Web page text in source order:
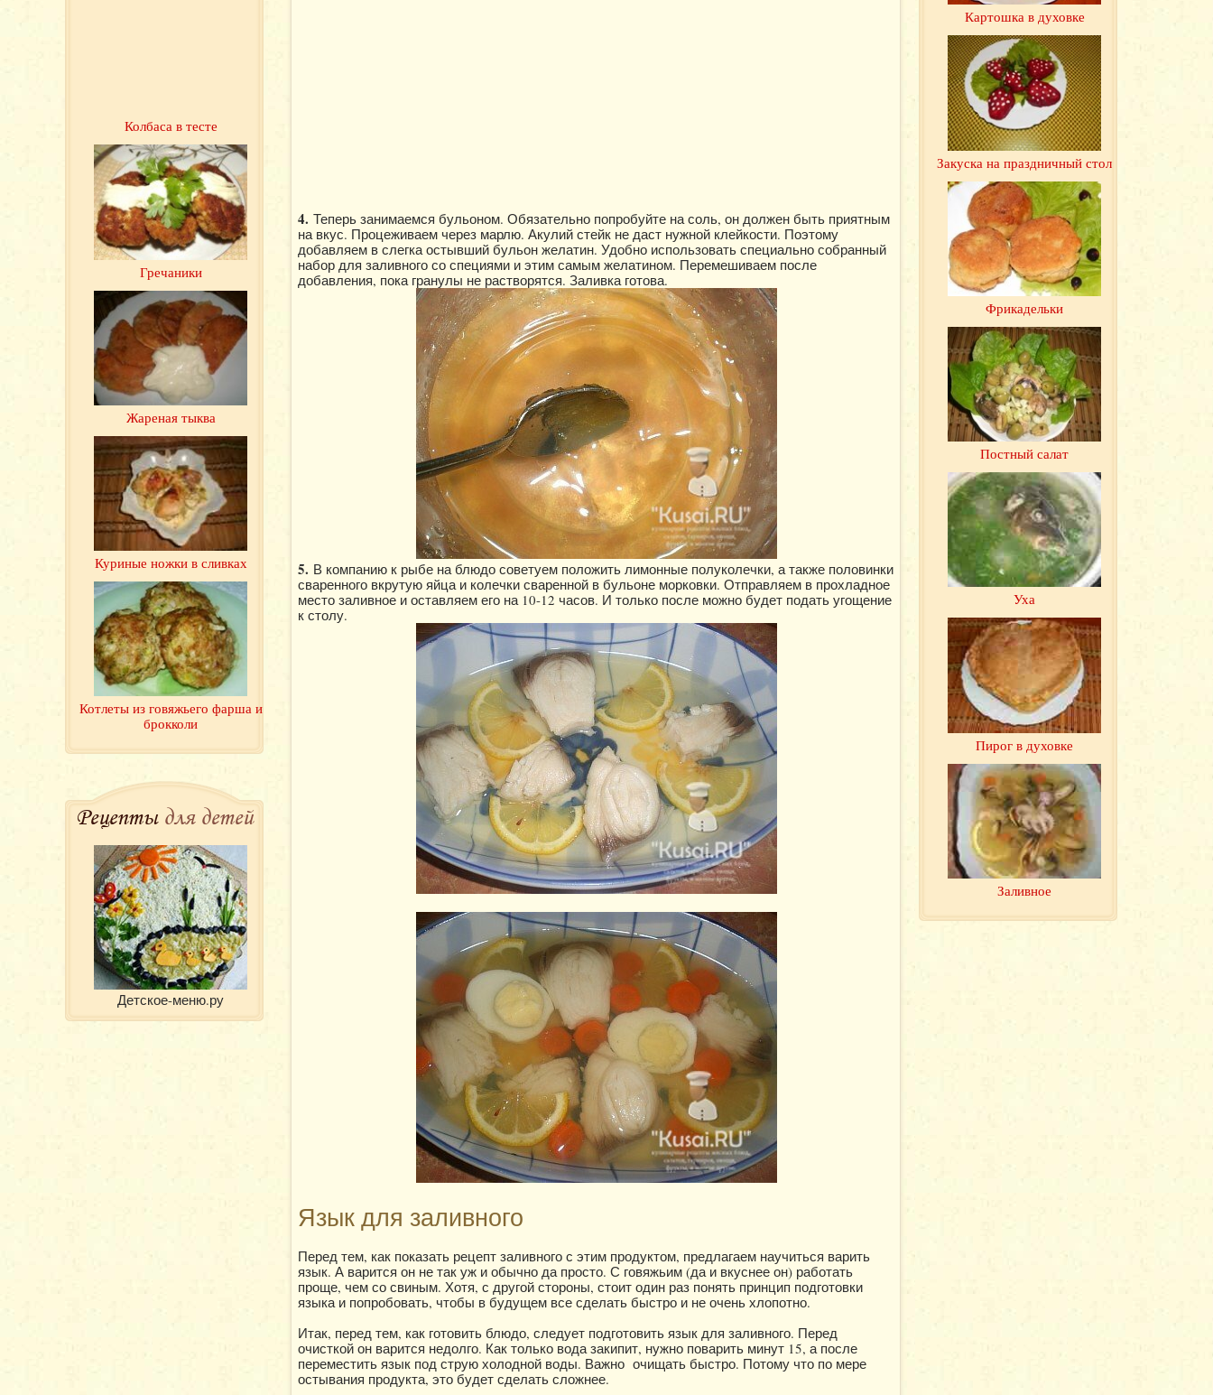
4. Теперь занимаемся бульоном. Обязательно попробуйте на соль, он должен быть приятным
на вкус. Процеживаем через марлю. Акулий стейк не даст нужной клейкости. Поэтому
добавляем в слегка остывший бульон желатин. Удобно использовать специально собранный
набор для заливного со специями и этим самым желатином. Перемешиваем после
добавления, пока гранулы не растворятся. Заливка готова.
5. В компанию к рыбе на блюдо советуем положить лимонные полуколечки, а также половинки
сваренного вкрутую яйца и колечки сваренной в бульоне морковки. Отправляем в прохладное
место заливное и оставляем его на 10-12 часов. И только после можно будет подать угощение
к столу.
Язык для заливного
Перед тем, как показать рецепт заливного с этим продуктом, предлагаем научиться варить
язык. А варится он не так уж и обычно да просто. С говяжьим (да и вкуснее он) работать
проще, чем со свиным. Хотя, с другой стороны, стоит один раз понять принцип подготовки
языка и попробовать, чтобы в будущем все сделать быстро и не очень хлопотно.
Итак, перед тем, как готовить блюдо, следует подготовить язык для заливного. Перед
очисткой он варится недолго. Как только вода закипит, нужно поварить минут 15, а после
переместить язык под струю холодной воды. Важно очищать быстро. Потому что по мере
остывания продукта, это будет сделать сложнее.
Колбаса в тесте
Гречаники
Жареная тыква
Куриные ножки в сливках
Котлеты из говяжьего фарша и
брокколи
Рецепты для детей
Детское-меню.ру
Картошка в духовке
Закуска на праздничный стол
Фрикадельки
Постный салат
Уха
Пирог в духовке
Заливное